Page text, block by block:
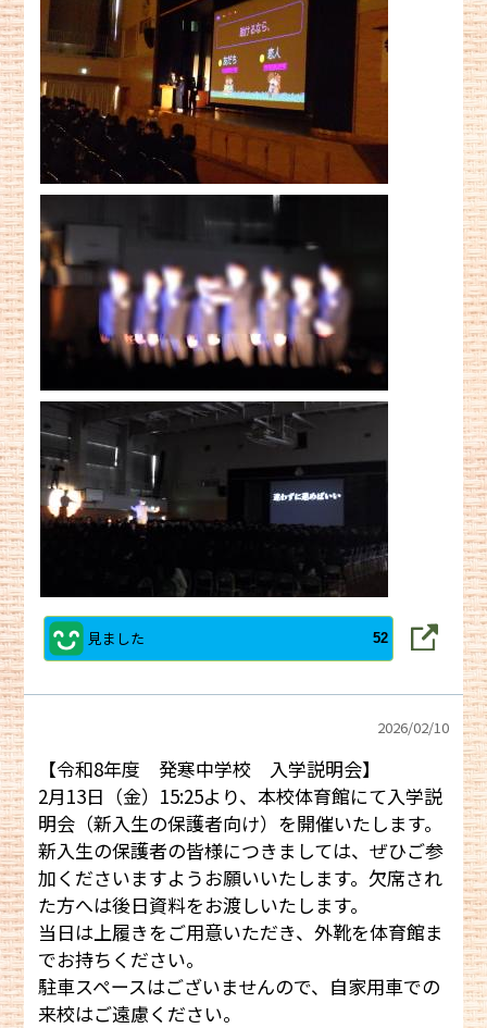
見ました 52
2026/02/10
【令和8年度 発寒中学校 入学説明会】
2月13日（金）15:25より、本校体育館にて入学説
明会（新入生の保護者向け）を開催いたします。
新入生の保護者の皆様につきましては、ぜひご参
加くださいますようお願いいたします。欠席され
た方へは後日資料をお渡しいたします。
当日は上履きをご用意いただき、外靴を体育館ま
でお持ちください。
駐車スペースはございませんので、自家用車での
来校はご遠慮ください。